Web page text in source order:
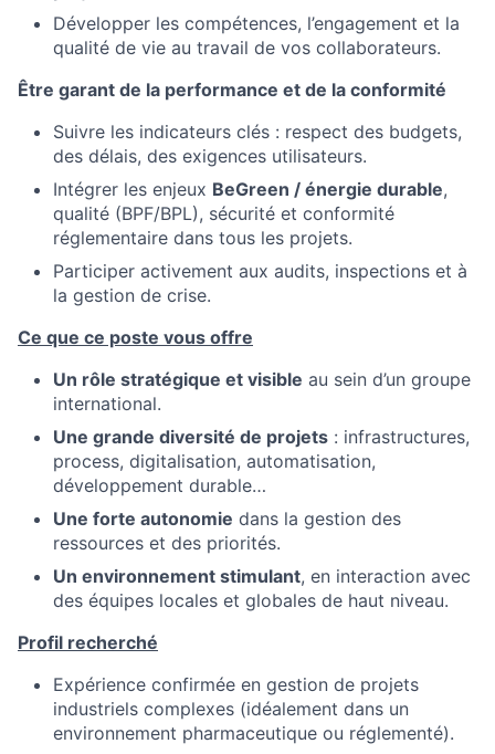
Développer les compétences, l’engagement et la
qualité de vie au travail de vos collaborateurs.
Être garant de la performance et de la conformité
Suivre les indicateurs clés : respect des budgets,
des délais, des exigences utilisateurs.
Intégrer les enjeux BeGreen / énergie durable,
qualité (BPF/BPL), sécurité et conformité
réglementaire dans tous les projets.
Participer activement aux audits, inspections et à
la gestion de crise.
Ce que ce poste vous offre
Un rôle stratégique et visible au sein d’un groupe
international.
Une grande diversité de projets : infrastructures,
process, digitalisation, automatisation,
développement durable…
Une forte autonomie dans la gestion des
ressources et des priorités.
Un environnement stimulant, en interaction avec
des équipes locales et globales de haut niveau.
Profil recherché
Expérience confirmée en gestion de projets
industriels complexes (idéalement dans un
environnement pharmaceutique ou réglementé).